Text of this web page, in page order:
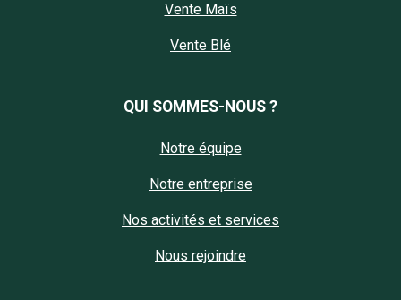
Vente Maïs
Vente Blé
QUI SOMMES-NOUS ?
Notre équipe
Notre entreprise
Nos activités et services
Nous rejoindre